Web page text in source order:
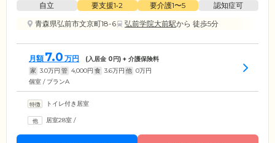
自立 要支援1•2 要介護1〜5
認知症可
青森県弘前市文京町18-6
弘前学院大前駅から 徒歩5分
月額 7.0 万円 (入居金 0円) + 介護保険料
家 3.0万円 管 4,000円 食 3.6万円 他 0万円
個室 / プランA
トイレ付き居室
居室28室 /